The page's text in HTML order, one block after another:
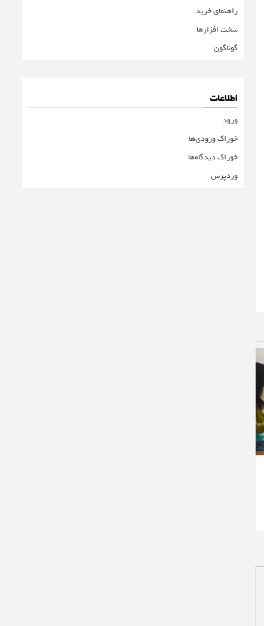
راهنمای خرید
سخت افزارها
گوناگون
اطلاعات
ورود
خوراک ورودی‌ها
خوراک دیدگاه‌ها
وردپرس